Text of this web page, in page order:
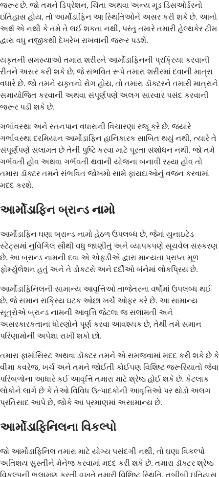
જરૂર છે. જો તમને ડિપ્રેશન, ચિંતા અથવા અન્ય મૂડ ડિસઓર્ડરનો
ઇતિહાસ હોય, તો આર્મોડાફિન આ સ્થિતિઓને અસર કરી શકે છે. આનો
અર્થ એ નથી કે તમે તે લઈ શકતા નથી, પરંતુ તમારે તમારી હેલ્થકેર ટીમ
દ્વારા વધુ નજીકથી દેખરેખ રાખવાની જરૂર પડશે.
યકૃતની સમસ્યાઓ તમારા શરીરને આર્મોડાફિનની પ્રક્રિયા કરવાની
રીતને અસર કરી શકે છે, જે સંભવિત રૂપે તમારા શરીરમાં દવાની માત્રા
વધારે છે. જો તમને યકૃતનો રોગ હોય, તો તમારા ડૉક્ટરને તમારી માત્રાને
સમાયોજિત કરવાની અથવા સંપૂર્ણપણે અલગ સારવાર પસંદ કરવાની
જરૂર પડી શકે છે.
ગર્ભાવસ્થા અને સ્તનપાન વધારાની વિચારણા રજૂ કરે છે. જ્યારે
ગર્ભાવસ્થા દરમિયાન આર્મોડાફિન હાનિકારક સાબિત થયું નથી, ત્યારે તે
સંપૂર્ણપણે સલામત છે તેની પુષ્ટિ કરવા માટે પૂરતા સંશોધન નથી. જો તમે
ગર્ભવતી હોવ અથવા ગર્ભવતી થવાની યોજના બનાવી રહ્યા હોવ તો
તમારા ડૉક્ટર તમને સંભવિત જોખમો સામે ફાયદાઓનું વજન કરવામાં
મદદ કરશે.
આર્મોડાફિન બ્રાન્ડ નામો
આર્મોડાફિન ઘણા બ્રાન્ડ નામો હેઠળ ઉપલબ્ધ છે, જેમાં યુનાઇટેડ
સ્ટેટ્સમાં નુવિગિલ સૌથી વધુ જાણીતું અને વ્યાપકપણે સૂચવેલ સંસ્કરણ
છે. આ બ્રાન્ડ નામની દવા એ એફડીએ દ્વારા માન્યતા પ્રાપ્ત મૂળ
ફોર્મ્યુલેશન હતું અને તે ડોકટરો અને દર્દીઓ બંનેમાં લોકપ્રિય છે.
આર્મોડાફિનિલની સામાન્ય આવૃત્તિઓ તાજેતરના વર્ષોમાં ઉપલબ્ધ થઈ
છે, જે સમાન સક્રિય ઘટક ઓછા ખર્ચે ઓફર કરે છે. આ સામાન્ય
સૂત્રોએ બ્રાન્ડ નામની આવૃત્તિ જેટલા જ સલામતી અને
અસરકારકતાના ધોરણોને પૂર્ણ કરવા આવશ્યક છે, તેથી તમે સમાન
પરિણામોની અપેક્ષા રાખી શકો છો.
તમારા ફાર્માસિસ્ટ અથવા ડૉક્ટર તમને એ સમજવામાં મદદ કરી શકે છે કે
વીમા કવરેજ, ખર્ચ અને તમને જોઈતી કોઈપણ વિશિષ્ટ જરૂરિયાતો જેવા
પરિબળોના આધારે કઈ આવૃત્તિ તમારા માટે શ્રેષ્ઠ હોઈ શકે છે. કેટલાક
લોકોને લાગે છે કે તેઓ વિવિધ ઉત્પાદકોની આવૃત્તિઓ પર થોડો અલગ
પ્રતિસાદ આપે છે, જોકે આ પ્રમાણમાં અસામાન્ય છે.
આર્મોડાફિનિલના વિકલ્પો
જો આર્મોડાફિનિલ તમારા માટે યોગ્ય પસંદગી નથી, તો ઘણા વિકલ્પો
અતિશય સુસ્તીને મેનેજ કરવામાં મદદ કરી શકે છે. તમારા ડૉક્ટર શ્રેષ્ઠ
વિકલ્પની ભલામણ કરતી વખતે તમારી વિશિષ્ટ સ્થિતિ, તબીબી ઇતિહાસ